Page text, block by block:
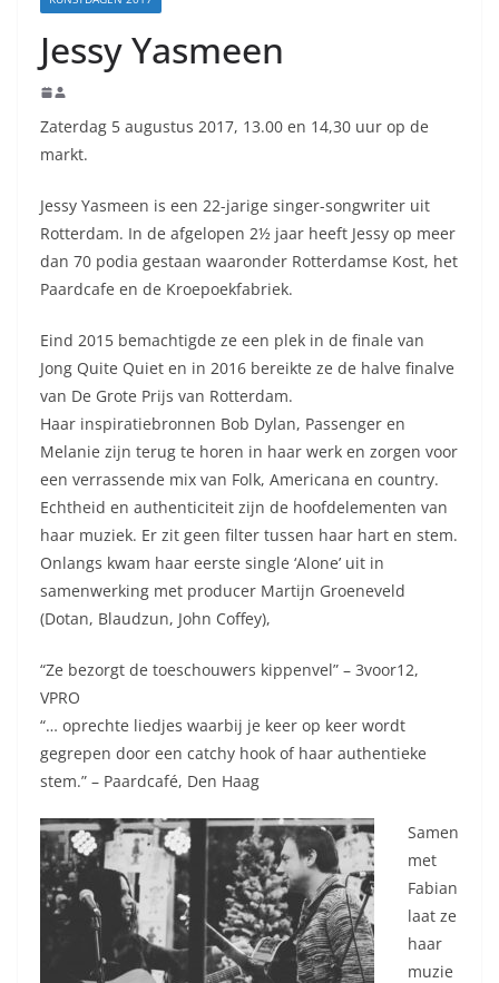
Jessy Yasmeen
Zaterdag 5 augustus 2017, 13.00 en 14,30 uur op de
markt.
Jessy Yasmeen is een 22-jarige singer-songwriter uit
Rotterdam. In de afgelopen 2½ jaar heeft Jessy op meer
dan 70 podia gestaan waaronder Rotterdamse Kost, het
Paardcafe en de Kroepoekfabriek.
Eind 2015 bemachtigde ze een plek in de finale van
Jong Quite Quiet en in 2016 bereikte ze de halve finalve
van De Grote Prijs van Rotterdam.
Haar inspiratiebronnen Bob Dylan, Passenger en
Melanie zijn terug te horen in haar werk en zorgen voor
een verrassende mix van Folk, Americana en country.
Echtheid en authenticiteit zijn de hoofdelementen van
haar muziek. Er zit geen filter tussen haar hart en stem.
Onlangs kwam haar eerste single ‘Alone’ uit in
samenwerking met producer Martijn Groeneveld
(Dotan, Blaudzun, John Coffey),
“Ze bezorgt de toeschouwers kippenvel” – 3voor12,
VPRO
“… oprechte liedjes waarbij je keer op keer wordt
gegrepen door een catchy hook of haar authentieke
stem.” – Paardcafé, Den Haag
Samen
met
Fabian
laat ze
haar
muzie